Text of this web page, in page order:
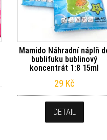
Mamido Náhradní náplň
bublifuku bublinový
koncentrát 1:8 15ml
29 Kč
DETAIL